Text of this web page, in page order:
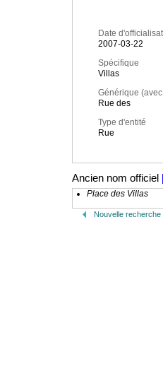
Date
2007-03-22
Spécifique
Villas
Générique
Rue des
Type d'entité
Rue
Ancien nom officiel
Place des Villas
Nouvelle recherche